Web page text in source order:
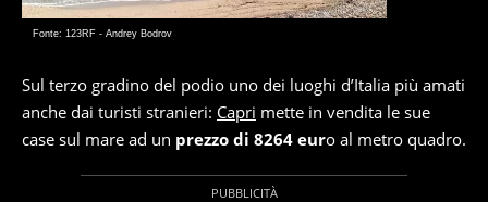
Fonte: 123RF - Andrey Bodrov
Sul terzo gradino del podio uno dei luoghi d’Italia più amati
anche dai turisti stranieri: Capri mette in vendita le sue
case sul mare ad un prezzo di 8264 euro al metro quadro.